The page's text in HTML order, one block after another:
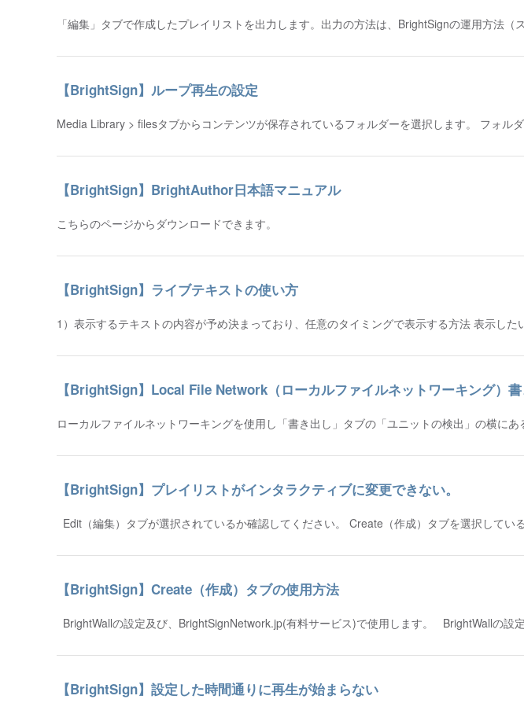
「編集」タブで作成したプレイリストを出力します。出力の方法は、BrightSignの運用方法
【BrightSign】ループ再生の設定
Media Library > filesタブからコンテンツが保存されているフォルダーを選択します。 フォ
【BrightSign】BrightAuthor日本語マニュアル
こちらのページからダウンロードできます。
【BrightSign】ライブテキストの使い方
1）表示するテキストの内容が予め決まっており、任意のタイミングで表示する方法 表示し
【BrightSign】Local File Network（ローカルファイルネットワーキング）
ローカルファイルネットワーキングを使用し「書き出し」タブの「ユニットの検出」の横に
【BrightSign】プレイリストがインタラクティブに変更できない。
Edit（編集）タブが選択されているか確認してください。 Create（作成）タブを選択してい
【BrightSign】Create（作成）タブの使用方法
BrightWallの設定及び、BrightSignNetwork.jp(有料サービス)で使用します。 BrightWallの設
【BrightSign】設定した時間通りに再生が始まらない